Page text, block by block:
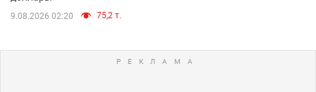
9.08.2026 02:20 75,2 т.